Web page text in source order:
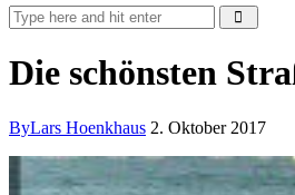
Die schönsten
ByLars Hoenkhaus 2. Oktober 2017